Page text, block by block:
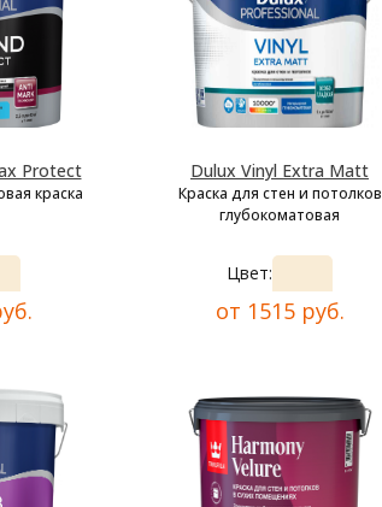
Protect
краска
Dulux Vinyl Extra Matt
Краска для стен и потолков
глубокоматовая
Цвет:
от 1515 руб.